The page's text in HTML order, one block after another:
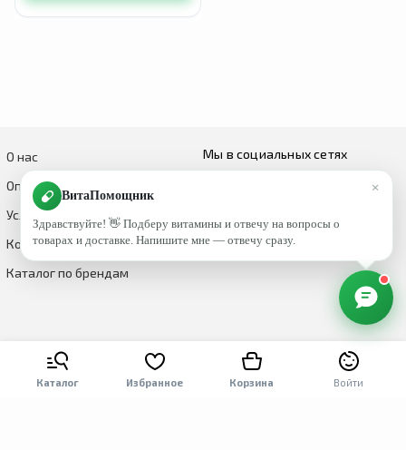
Каталог Избранное Корзина Войти
О нас
Оплата и доставка
Условия возврата и обмена
Контакты
Каталог по брендам
Мы в социальных сетях
×
ВитаПомощник
Здравствуйте! 👋 Подберу витамины и отвечу на вопросы о
товарах и доставке. Напишите мне — отвечу сразу.